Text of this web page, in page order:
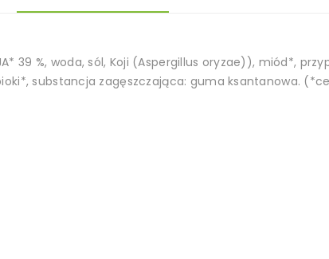
39 %, woda, sól, Koji (Aspergillus oryzae)), miód*,
substancja zagęszczająca: guma ksantanowa.